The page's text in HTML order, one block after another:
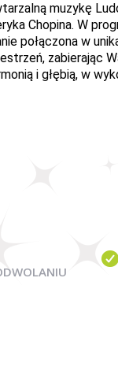
muzykę
Chopina. W
połączona w
zabierając
i głębią, w